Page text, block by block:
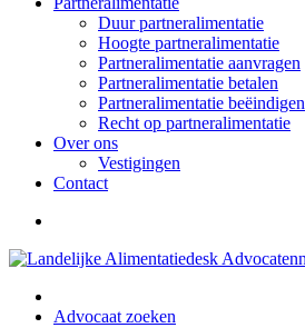
Duur partneralimentatie
Hoogte partneralimentatie
Partneralimentatie aanvragen
Partneralimentatie betalen
Partneralimentatie beëindigen
Recht op partneralimentatie
Over ons
Vestigingen
Contact
Advocaat zoeken